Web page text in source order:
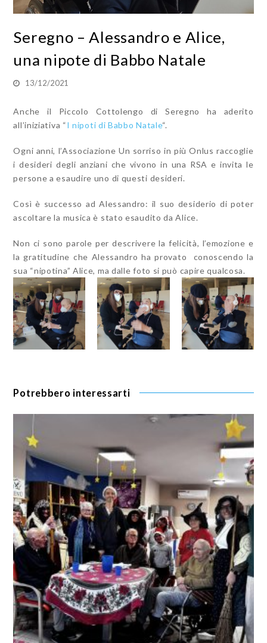
Seregno – Alessandro e Alice,
una nipote di Babbo Natale
13/12/2021
Anche il Piccolo Cottolengo di Seregno ha aderito
all’iniziativa “I nipoti di Babbo Natale“.
Ogni anni, l’Associazione Un sorriso in più Onlus raccoglie
i desideri degli anziani che vivono in una RSA e invita le
persone a esaudire uno di questi desideri.
Così è successo ad Alessandro: il suo desiderio di poter
ascoltare la musica è stato esaudito da Alice.
Non ci sono parole per descrivere la felicità, l’emozione e
la gratitudine che Alessandro ha provato conoscendo la
sua “nipotina” Alice, ma dalle foto si può capire qualcosa.
Potrebbero interessarti